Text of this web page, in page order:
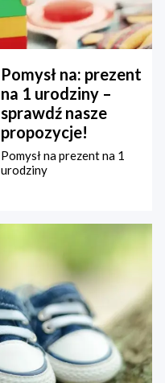
Pomysł na: prezent
na 1 urodziny –
sprawdź nasze
propozycje!
Pomysł na prezent na 1
urodziny